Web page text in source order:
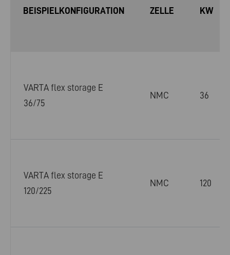
BEISPIELKONFIGURATION ZELLE KW
VARTA flex storage E
36/75
NMC 36
VARTA flex storage E
120/225
NMC 120